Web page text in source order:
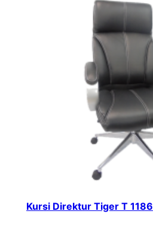
Kursi Direktur Tiger T 1186